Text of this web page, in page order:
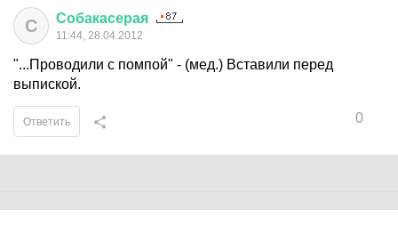
С Собакасерая
11:44, 28.04.2012
"...Проводили с помпой" - (мед.) Вставили перед
выпиской.
0
Ответить